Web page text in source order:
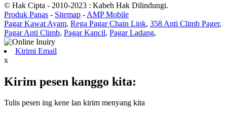
© Hak Cipta - 2010-2023 : Kabeh Hak Dilindungi.
Produk Panas - Sitemap - AMP Mobile
Pagar Kawat Ayam, Rega Pagar Chain Link, 358 Anti Climb Pager,
Pagar Anti Climb, Pagar Kancil, Pagar Ladang,
Kirimi Email
x
Kirim pesen kanggo kita:
Tulis pesen ing kene lan kirim menyang kita